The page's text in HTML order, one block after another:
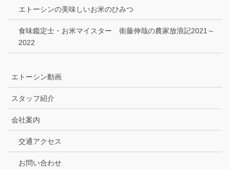
エトーシンの美味しいお米のひみつ
食味鑑定士・お米マイスター 衛藤伸哉の農家放浪記2021～
2022
エトーシン動画
スタッフ紹介
会社案内
交通アクセス
お問い合わせ